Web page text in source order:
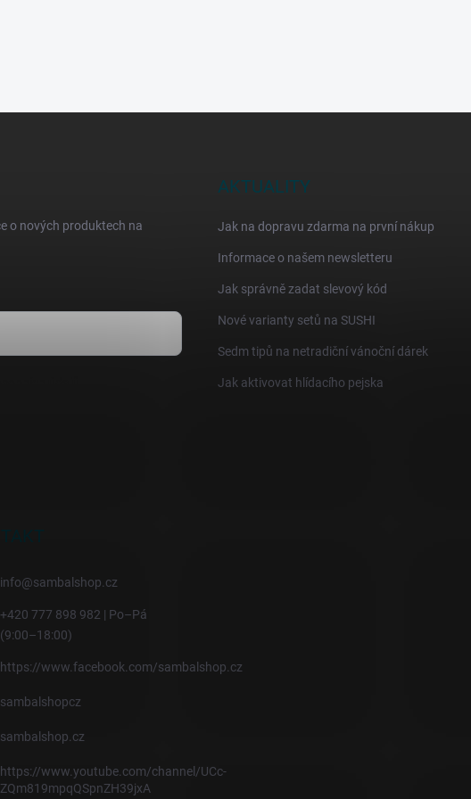
o nových produktech na
AKTUALITY
Jak na dopravu zdarma na první nákup
Informace o našem newsletteru
Jak správně zadat slevový kód
Nové varianty setů na SUSHI
Sedm tipů na netradiční vánoční dárek
Jak aktivovat hlídacího pejska
info@sambalshop.cz
+420 777 898 982 | Po–Pá
(9:00–18:00)
https://www.facebook.com/sambalshop.cz
sambalshopcz
sambalshop.cz
https://www.youtube.com/channel/UCc-
ZQm819mpqQSpnZH39jxA